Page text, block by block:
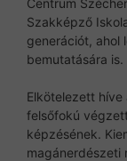
Szakképző
generációt, ahol
bemutatására is.
Elkötelezett
felsőfokú
képzésének.
magánerdészeti